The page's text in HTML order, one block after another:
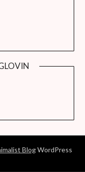
BlogWordPress